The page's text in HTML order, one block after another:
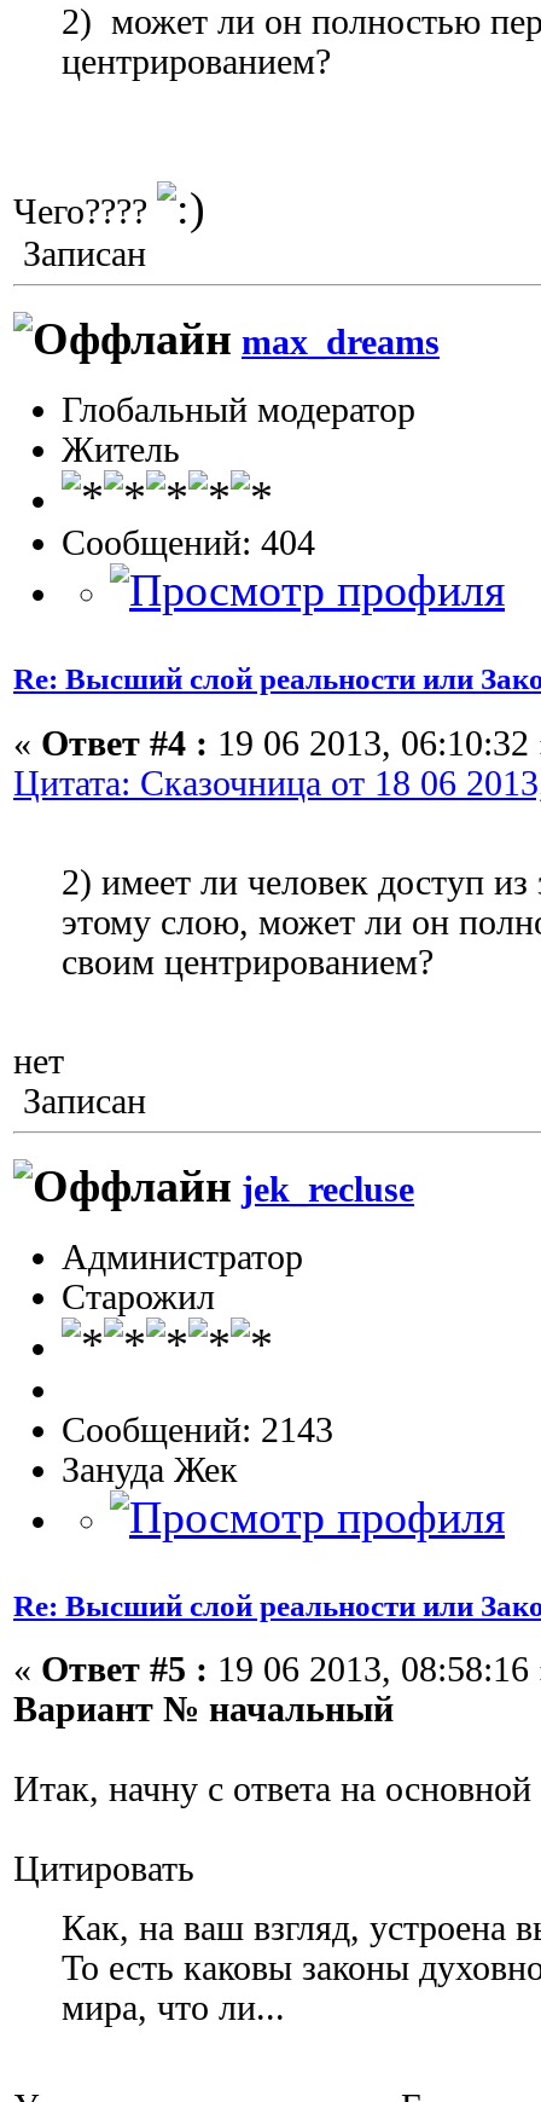
2) может ли он полностью
центрированием?
Чего????
Записан
max_dreams
Глобальный модератор
Житель
Сообщений: 404
Re: Высший слой реальности или
« Ответ #4 : 19 06 2013, 06:10:32
Цитата: Сказочница от 18 06
2) имеет ли человек доступ
этому слою, может ли он
своим центрированием?
нет
Записан
jek_recluse
Администратор
Старожил
Сообщений: 2143
Зануда Жек
Re: Высший слой реальности или
« Ответ #5 : 19 06 2013, 08:58:16
Вариант № начальный
Итак, начну с ответа на
Цитировать
Как, на ваш взгляд, устроена
То есть каковы законы
мира, что ли...